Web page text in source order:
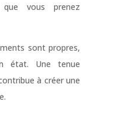
que vous prenez
sont propres,
état. Une tenue
à créer une